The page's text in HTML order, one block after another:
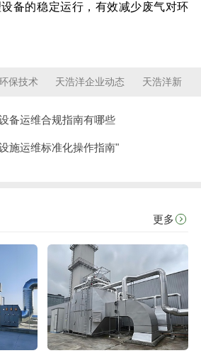
备的稳定运行，有效减少废气对环
保技术 天浩洋企业动态 天浩洋新
备运维合规指南有哪些
施运维标准化操作指南"
更多